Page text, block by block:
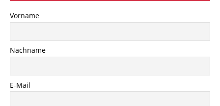
Vorname
Nachname
E-Mail